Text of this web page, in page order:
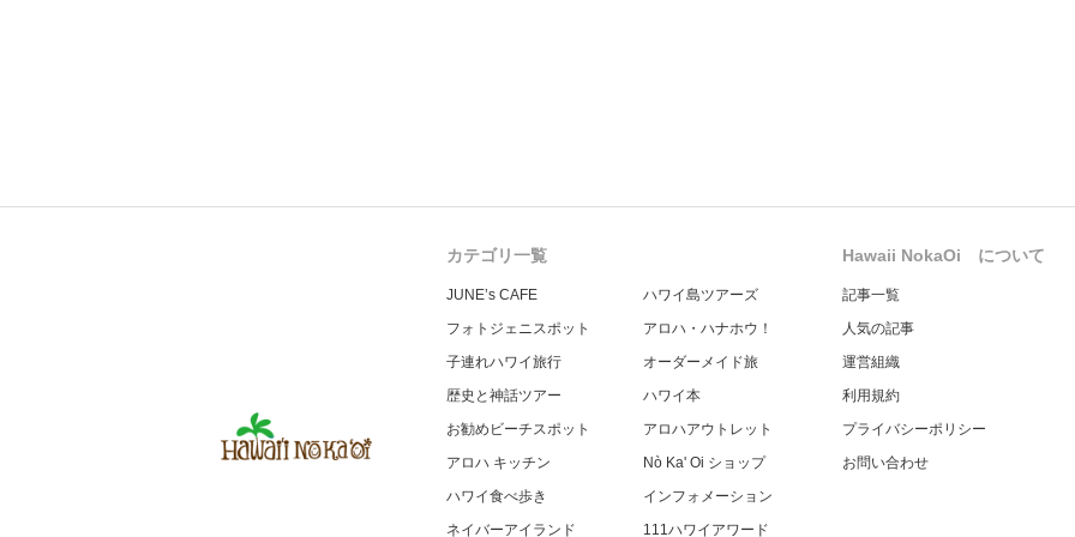
カテゴリ一覧
JUNE’s CAFE
フォトジェニスポット
子連れハワイ旅行
歴史と神話ツアー
お勧めビーチスポット
アロハ キッチン
ハワイ食べ歩き
ネイバーアイランド
ハワイ島ツアーズ
アロハ・ハナホウ！
オーダーメイド旅
ハワイ本
アロハアウトレット
Nò Ka' Oi ショップ
インフォメーション
111ハワイアワード
Hawaii NokaOi について
記事一覧
人気の記事
運営組織
利用規約
プライバシーポリシー
お問い合わせ